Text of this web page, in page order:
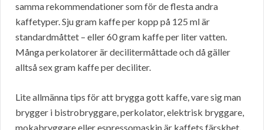
samma rekommendationer som för de flesta andra
kaffetyper. Sju gram kaffe per kopp på 125 ml är
standardmåttet – eller 60 gram kaffe per liter vatten.
Många perkolatorer är decilitermåttade och då gäller
alltså sex gram kaffe per deciliter.
Lite allmänna tips för att brygga gott kaffe, vare sig man
brygger i bistrobryggare, perkolator, elektrisk bryggare,
mokabryggare eller espressomaskin är kaffets färskhet,